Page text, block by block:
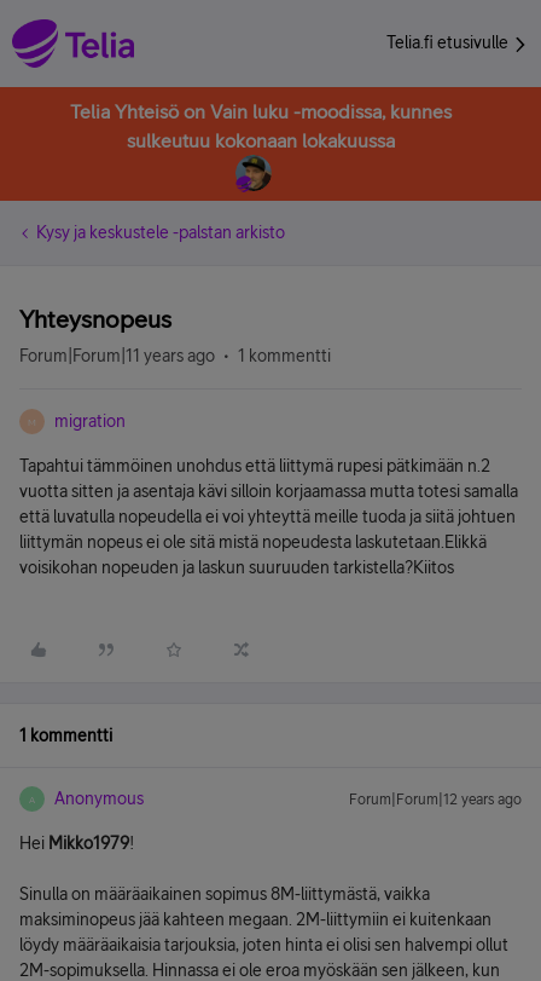
Telia.fi etusivulle
Telia Yhteisö on Vain luku -moodissa, kunnes
sulkeutuu kokonaan lokakuussa
Kysy ja keskustele -palstan arkisto
Yhteysnopeus
Forum|Forum|11 years ago 1 kommentti
M migration
Tapahtui tämmöinen unohdus että liittymä rupesi pätkimään n.2
vuotta sitten ja asentaja kävi silloin korjaamassa mutta totesi samalla
että luvatulla nopeudella ei voi yhteyttä meille tuoda ja siitä johtuen
liittymän nopeus ei ole sitä mistä nopeudesta laskutetaan.Elikkä
voisikohan nopeuden ja laskun suuruuden tarkistella?Kiitos
1 kommentti
A Anonymous Forum|Forum|12 years ago
Hei Mikko1979!
Sinulla on määräaikainen sopimus 8M-liittymästä, vaikka
maksiminopeus jää kahteen megaan. 2M-liittymiin ei kuitenkaan
löydy määräaikaisia tarjouksia, joten hinta ei olisi sen halvempi ollut
2M-sopimuksella. Hinnassa ei ole eroa myöskään sen jälkeen, kun